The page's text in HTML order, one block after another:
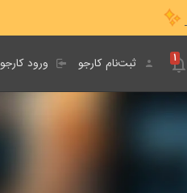
ورود کارجو ثبت‌نام کارجو ۱